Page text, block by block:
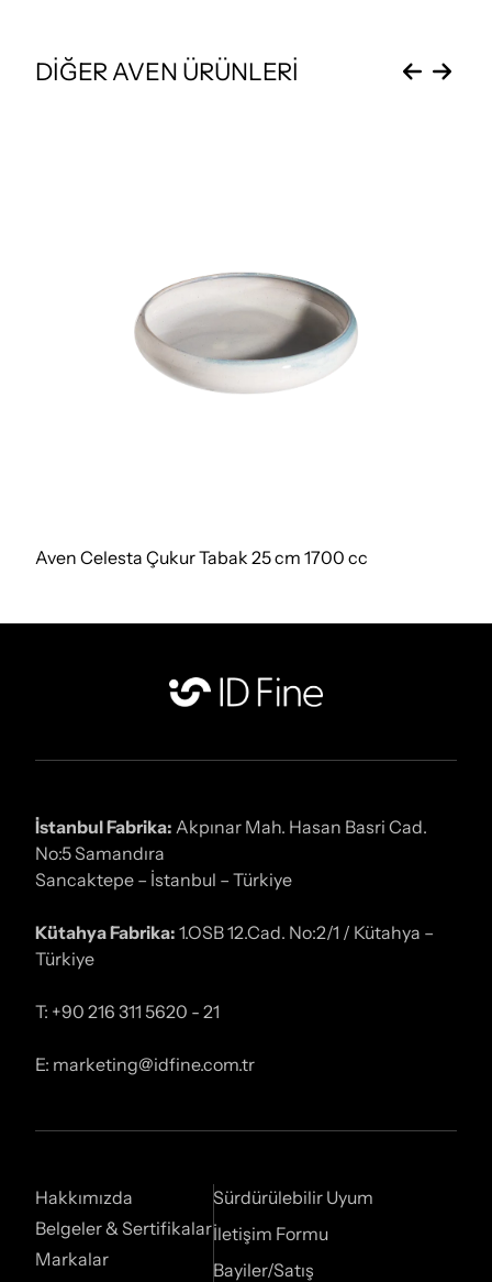
DİĞER AVEN ÜRÜNLERİ
Aven Celesta Çukur Tabak 25 cm 1700 cc
İstanbul Fabrika: Akpınar Mah. Hasan Basri Cad.
No:5 Samandıra
Sancaktepe – İstanbul – Türkiye
Kütahya Fabrika: 1.OSB 12.Cad. No:2/1 / Kütahya –
Türkiye
T: +90 216 311 5620 - 21
E: marketing@idfine.com.tr
Hakkımızda
Belgeler & Sertifikalar
Markalar
Sürdürülebilir Uyum
İletişim Formu
Bayiler/Satış